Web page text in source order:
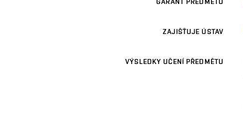
ZAJIŠŤUJE ÚSTAV
VÝSLEDKY UČENÍ PŘEDMĚTU